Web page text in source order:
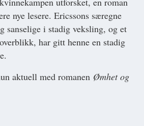
nye lesere. Ericssons særegne
sanselige i stadig veksling, og et
har gitt henne en stadig
aktuell med romanen Ømhet og